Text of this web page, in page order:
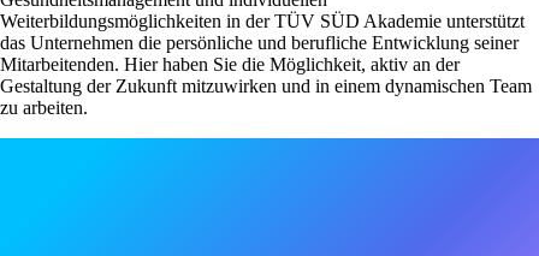
Weiterbildungsmöglichkeiten in der TÜV SÜD Akademie unterstützt
das Unternehmen die persönliche und berufliche Entwicklung seiner
Mitarbeitenden. Hier haben Sie die Möglichkeit, aktiv an der
Gestaltung der Zukunft mitzuwirken und in einem dynamischen Team
zu arbeiten.